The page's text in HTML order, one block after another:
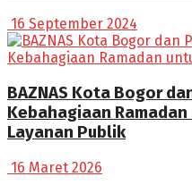
16 September 2024
BAZNAS Kota Bogor
Kebahagiaan
Layanan Publik
16 Maret 2026